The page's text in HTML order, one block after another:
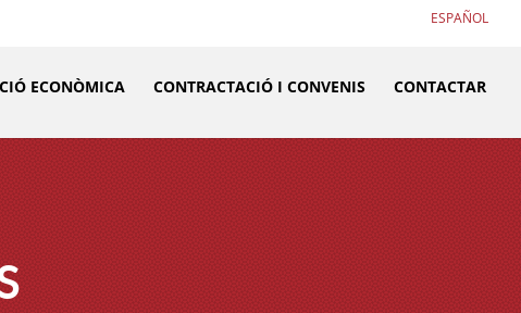
ESPAÑOL
ECONÒMICA CONTRACTACIÓ I CONVENIS CONTACTAR